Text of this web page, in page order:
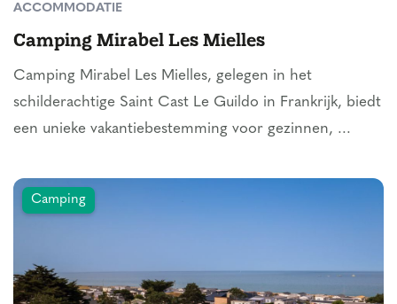
ACCOMMODATIE
Camping Mirabel Les Mielles
Camping Mirabel Les Mielles, gelegen in het
schilderachtige Saint Cast Le Guildo in Frankrijk, biedt
een unieke vakantiebestemming voor gezinnen, ...
Camping